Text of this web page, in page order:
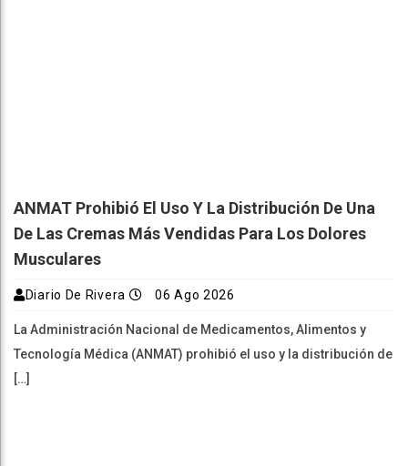
ANMAT Prohibió El Uso Y La Distribución De Una
De Las Cremas Más Vendidas Para Los Dolores
Musculares
Diario De Rivera 06 Ago 2026
La Administración Nacional de Medicamentos, Alimentos y
Tecnología Médica (ANMAT) prohibió el uso y la distribución de
[…]